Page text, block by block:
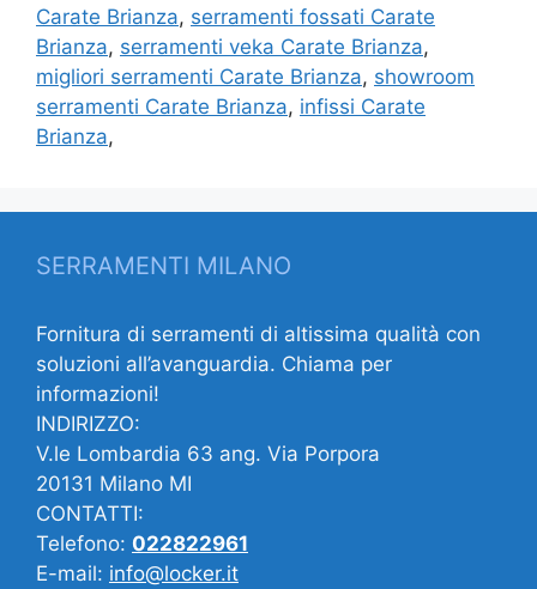
Carate Brianza, serramenti fossati Carate
Brianza, serramenti veka Carate Brianza,
migliori serramenti Carate Brianza, showroom
serramenti Carate Brianza, infissi Carate
Brianza,
SERRAMENTI MILANO
Fornitura di serramenti di altissima qualità con
soluzioni all’avanguardia. Chiama per
informazioni!
INDIRIZZO:
V.le Lombardia 63 ang. Via Porpora
20131 Milano MI
CONTATTI:
Telefono: 022822961
E-mail: info@locker.it